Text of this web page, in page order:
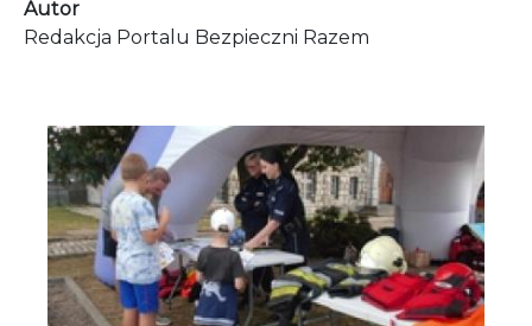
Autor
Redakcja Portalu Bezpieczni Razem